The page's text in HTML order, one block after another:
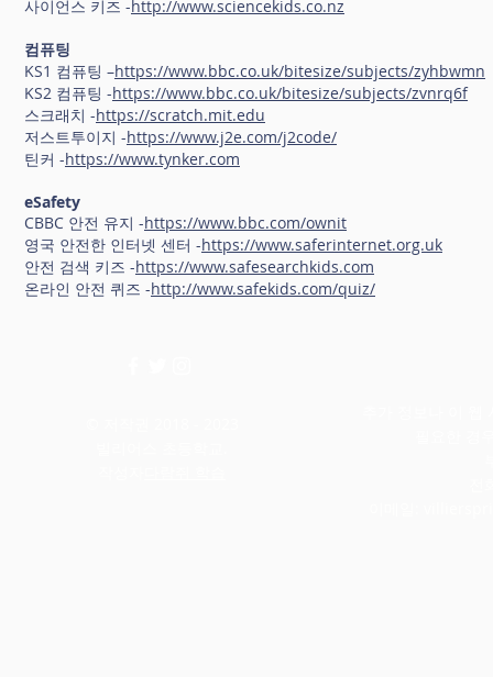
사이언스 키즈 -http://www.sciencekids.co.nz
컴퓨팅
KS1 컴퓨팅 –https://www.bbc.co.uk/bitesize/subjects/zyhbwmn
KS2 컴퓨팅 -https://www.bbc.co.uk/bitesize/subjects/zvnrq6f
스크래치 -https://scratch.mit.edu
저스트투이지 -https://www.j2e.com/j2code/
틴커 -https://www.tynker.com
eSafety
CBBC 안전 유지 -https://www.bbc.com/ownit
영국 안전한 인터넷 센터 -https://www.saferinternet.org.uk
안전 검색 키즈 -https://www.safesearchkids.com
온라인 안전 퀴즈 -http://www.safekids.com/quiz/